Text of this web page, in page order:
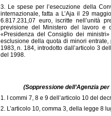
3. Le spese per l’esecuzione della
internazionale, fatta a L’Aja il 29
6.817.231,07 euro, iscritte nell’unità
previsione del Ministero del lavoro e
«Presidenza del Consiglio dei
esclusione della quota di minori
1983, n. 184, introdotto dall’articolo 3
del 1998.
(Soppressione dell’Agenzia
1. I commi 7, 8 e 9 dell’articolo 10 del
2. L’articolo 10, comma 3, della legge 8